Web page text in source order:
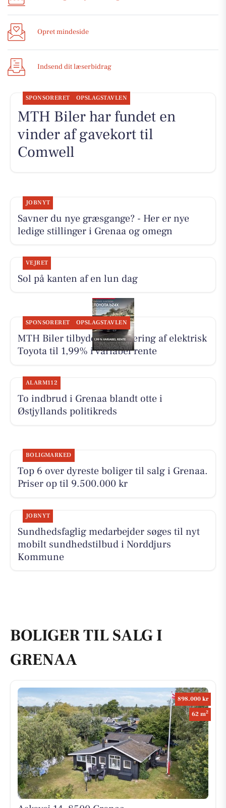
Opret mindeside
Indsend dit læserbidrag
SPONSORERET OPSLAGSTAVLEN
MTH Biler har fundet en
vinder af gavekort til
Comwell
JOBNYT
Savner du nye græsgange? - Her er nye
ledige stillinger i Grenaa og omegn
VEJRET
Sol på kanten af en lun dag
SPONSORERET OPSLAGSTAVLEN
MTH Biler tilbyder finansiering af elektrisk
Toyota til 1,99% i variabel rente
ALARM112
To indbrud i Grenaa blandt otte i
Østjyllands politikreds
BOLIGMARKED
Top 6 over dyreste boliger til salg i Grenaa.
Priser op til 9.500.000 kr
JOBNYT
Sundhedsfaglig medarbejder søges til nyt
mobilt sundhedstilbud i Norddjurs
Kommune
BOLIGER TIL SALG I
GRENAA
898.000 kr
62 m2